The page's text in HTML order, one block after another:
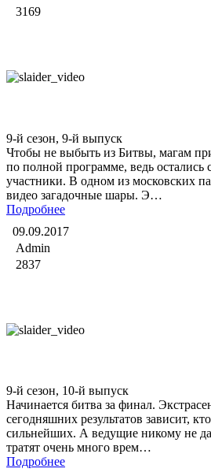
3169
9-й сезон, 9-й выпуск
Чтобы не выбыть из Битвы, магам
по полной программе, ведь остались
участники. В одном из московских
видео загадочные шары. Э…
Подробнее
09.09.2017
Admin
2837
9-й сезон, 10-й выпуск
Начинается битва за финал.
сегодняшних результатов зависит,
сильнейших. А ведущие никому не
тратят очень много врем…
Подробнее